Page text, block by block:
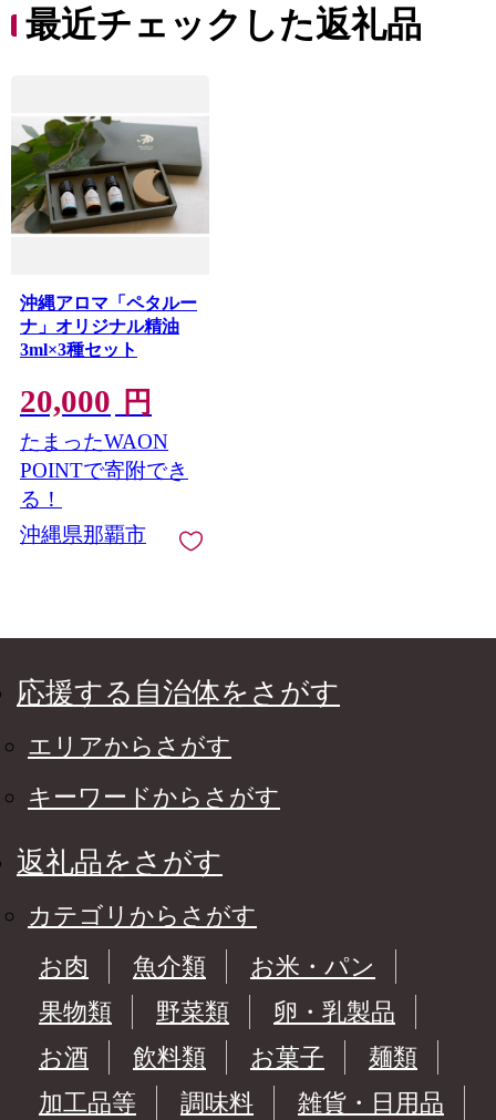
デイ ファイントゥデイ
最近チェックした返礼品
沖縄アロマ「ペタルー
ナ」オリジナル精油
3ml×3種セット
20,000 円
たまったWAON
POINTで寄附でき
る！
沖縄県那覇市
応援する自治体をさがす
エリアからさがす
キーワードからさがす
返礼品をさがす
カテゴリからさがす
お肉
魚介類
お米・パン
果物類
野菜類
卵・乳製品
お酒
飲料類 お菓子
麺類
加工品等
調味料
雑貨・日用品